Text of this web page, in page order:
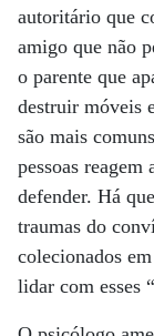
autoritário que
amigo que não
o parente que
destruir móveis
são mais
pessoas reagem
defender. Há
traumas do
colecionados
lidar com esses